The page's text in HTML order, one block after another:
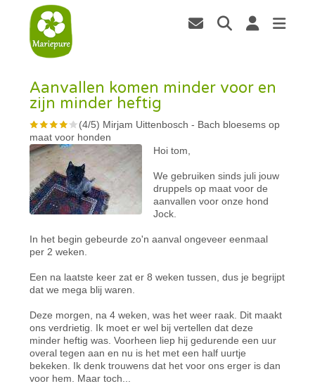
Aanvallen komen minder voor en
zijn minder heftig
(4/5) Mirjam Uittenbosch - Bach bloesems op
maat voor honden
Hoi tom,
We gebruiken sinds juli jouw
druppels op maat voor de
aanvallen voor onze hond
Jock.
In het begin gebeurde zo'n aanval ongeveer eenmaal
per 2 weken.
Een na laatste keer zat er 8 weken tussen, dus je begrijpt
dat we mega blij waren.
Deze morgen, na 4 weken, was het weer raak. Dit maakt
ons verdrietig. Ik moet er wel bij vertellen dat deze
minder heftig was. Voorheen liep hij gedurende een uur
overal tegen aan en nu is het met een half uurtje
bekeken. Ik denk trouwens dat het voor ons erger is dan
voor hem. Maar toch...